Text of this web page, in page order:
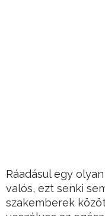
Ráadásul egy
valós, ezt senki
szakemberek